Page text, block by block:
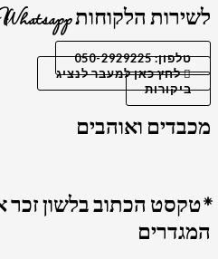
לשירות הלקוחות Whatsapp
טלפון: 050-2929225
לחץ כאן למעבר לנציג
ביקורות
מכבדים ואוהבים
*טקסט הכתוב בלשון זכר
המגדרים